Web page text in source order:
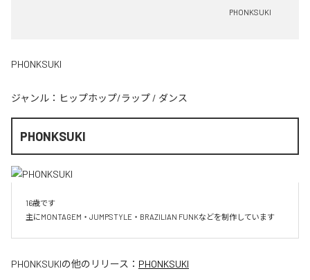
PHONKSUKI
PHONKSUKI
ジャンル： ヒップホップ/ラップ / ダンス
PHONKSUKI
16歳です
主にMONTAGEM・JUMPSTYLE・BRAZILIAN FUNKなどを制作しています
PHONKSUKIの他のリリース： PHONKSUKI